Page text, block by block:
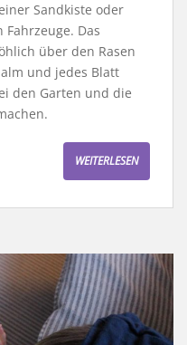
Sandkiste oder
Das
über den Rasen
und jedes Blatt
den Garten und die
WEITERLESEN